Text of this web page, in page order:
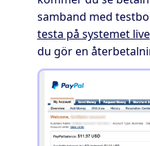
samband med
testa på systemet live
du gör en